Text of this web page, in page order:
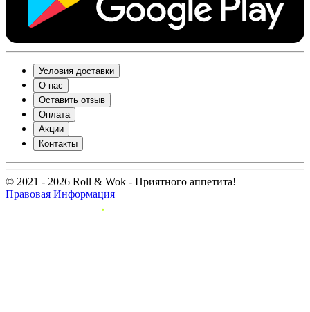
Условия доставки
О нас
Оставить отзыв
Оплата
Акции
Контакты
© 2021 - 2026 Roll & Wok - Приятного аппетита!
Правовая Информация